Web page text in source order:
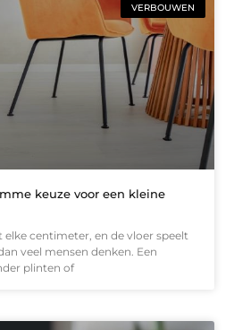
VERBOUWEN
keuze voor een kleine
centimeter, en de vloer speelt
veel mensen denken. Een
plinten of